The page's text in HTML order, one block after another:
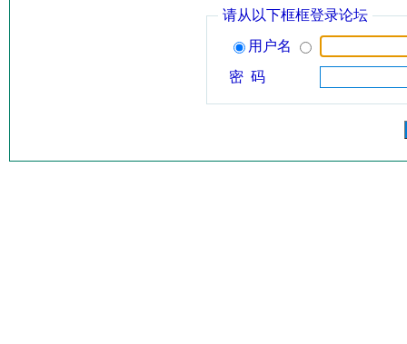
请从以下框框登录论坛
用户名
密 码